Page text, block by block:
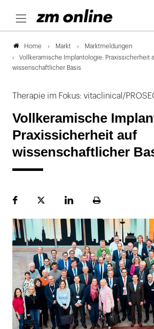
Home Markt
Marktmeldungen
Vollkeramische Implantologie: Praxissicherheit
wissenschaftlicher Basis
Therapie im Fokus: vitaclinical/
Vollkeramische
Praxissicherheit auf
wissenschaftlicher
FacebookPlattformLinekdInSeite